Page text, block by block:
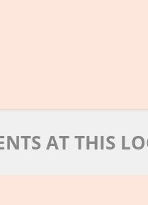
AT THIS